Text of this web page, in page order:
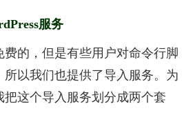
服务
的，但是有些用户对命令行脚
以我们也提供了导入服务。为
把这个导入服务划分成两个套